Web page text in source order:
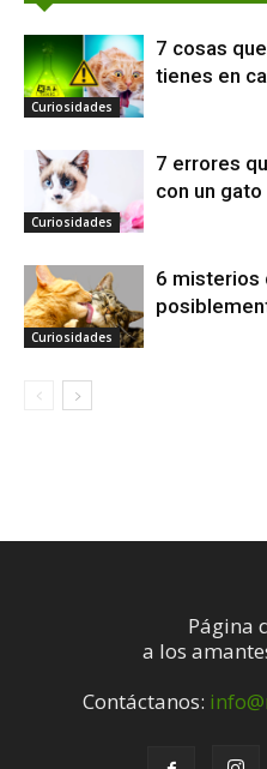
Curiosidades
7 cosas
tienes en
Curiosidades
7 errores
con un gato
Curiosidades
6 misterios
Página
a los
Contáctanos: